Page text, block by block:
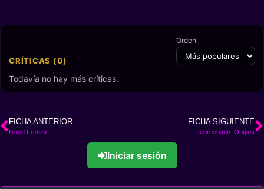
CRÍTICAS (0)
Orden
Todavía no hay más críticas.
FICHA ANTERIOR
Blood Frenzy
FICHA SIGUIENTE
Leprechaun: Origins
Iniciar sesión